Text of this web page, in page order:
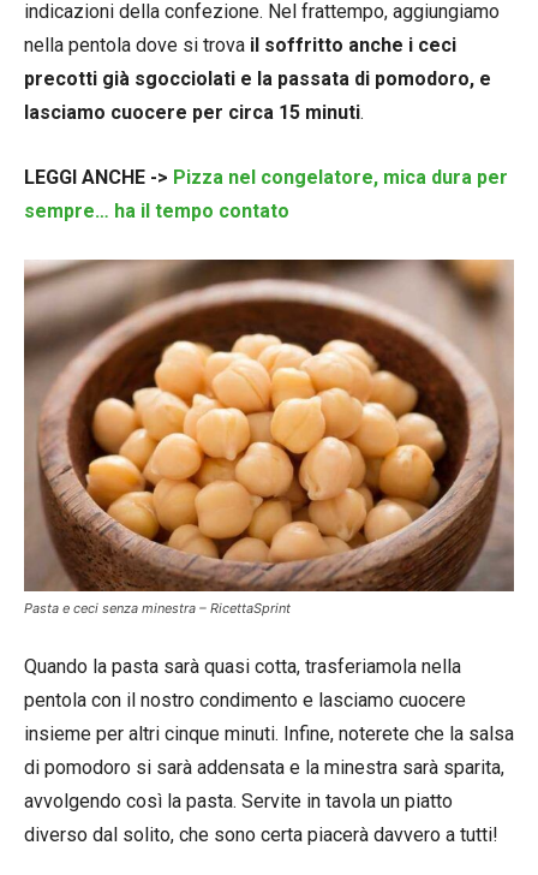
indicazioni della confezione. Nel frattempo, aggiungiamo
nella pentola dove si trova il soffritto anche i ceci
precotti già sgocciolati e la passata di pomodoro, e
lasciamo cuocere per circa 15 minuti.
LEGGI ANCHE -> Pizza nel congelatore, mica dura per
sempre… ha il tempo contato
Pasta e ceci senza minestra – RicettaSprint
Quando la pasta sarà quasi cotta, trasferiamola nella
pentola con il nostro condimento e lasciamo cuocere
insieme per altri cinque minuti. Infine, noterete che la salsa
di pomodoro si sarà addensata e la minestra sarà sparita,
avvolgendo così la pasta. Servite in tavola un piatto
diverso dal solito, che sono certa piacerà davvero a tutti!